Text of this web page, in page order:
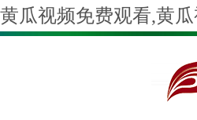
黄瓜视频免费观看,黄